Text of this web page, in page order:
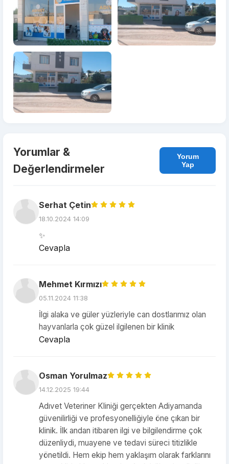
Yorumlar &
Değerlendirmeler
Yorum
Yap
Serhat Çetin
18.10.2024 14:09
✨
Cevapla
Mehmet Kırmızı
05.11.2024 11:38
İlgi alaka ve güler yüzleriyle can dostlarımız olan
hayvanlarla çok güzel ilgilenen bir klinik
Cevapla
Osman Yorulmaz
14.12.2025 19:44
Adıvet Veteriner Kliniği gerçekten Adiyamanda
güvenilirliği ve profesyonelliğiyle öne çıkan bir
klinik. İlk andan itibaren ilgi ve bilgilendirme çok
düzenliydi, muayene ve tedavi süreci titizlikle
yönetildi. Hem ekip hem yaklaşım olarak farklarını